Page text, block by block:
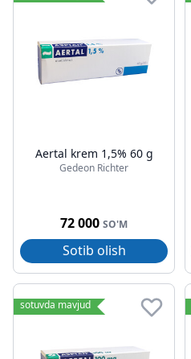
Aertal krem 1,5% 60 g
Gedeon Richter
72 000 SO'M
Sotib olish
sotuvda mavjud